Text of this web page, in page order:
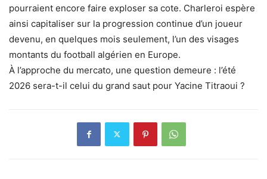
pourraient encore faire exploser sa cote. Charleroi espère
ainsi capitaliser sur la progression continue d’un joueur
devenu, en quelques mois seulement, l’un des visages
montants du football algérien en Europe.
À l’approche du mercato, une question demeure : l’été
2026 sera-t-il celui du grand saut pour Yacine Titraoui ?